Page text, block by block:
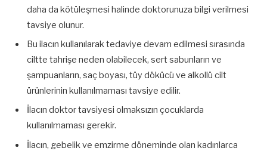
daha da kötüleşmesi halinde doktorunuza bilgi verilmesi
tavsiye olunur.
Bu ilacın kullanılarak tedaviye devam edilmesi sırasında
ciltte tahrişe neden olabilecek, sert sabunların ve
şampuanların, saç boyası, tüy dökücü ve alkollü cilt
ürünlerinin kullanılmaması tavsiye edilir.
İlacın doktor tavsiyesi olmaksızın çocuklarda
kullanılmaması gerekir.
İlacın, gebelik ve emzirme döneminde olan kadınlarca